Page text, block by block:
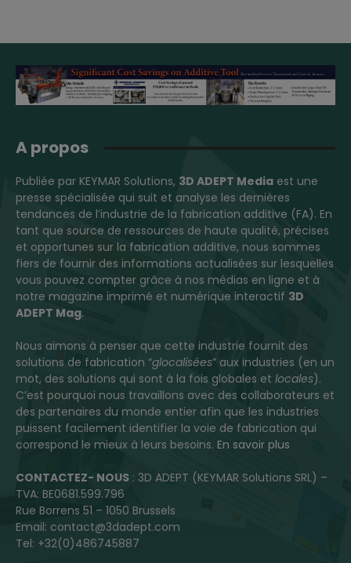
A propos
Publiée par KEYMAR Solutions, 3D ADEPT Media est une
presse spécialisée qui suit et analyse les dernières
tendances de l’industrie de la fabrication additive (FA). En
tant que source de ressources de haute qualité, précises
et opportunes sur la fabrication additive, nous sommes
fiers de fournir des informations actualisées sur lesquelles
vous pouvez compter grâce à nos médias en ligne et à
notre magazine imprimé et numérique interactif 3D
ADEPT Mag.
Nous aimons à penser que cette industrie fournit des
solutions de fabrication “glocalisées” aux industries (en un
mot, des solutions qui sont à la fois globales et locales).
C’est pourquoi nous travaillons avec des collaborateurs et
des partenaires du monde entier afin que les industries
puissent facilement identifier la voie de fabrication qui
correspond le mieux à leurs besoins. En savoir plus
CONTACTEZ- NOUS : 3D ADEPT (KEYMAR Solutions SRL) –
TVA: BE0681.599.796
Rue Borrens 51 – 1050 Brussels
Email: contact@3dadept.com
Tel: +32(0)486745887